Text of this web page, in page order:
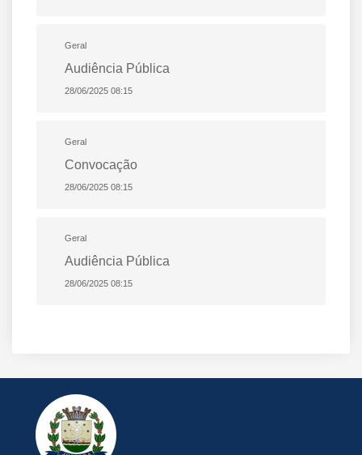
Geral
Audiência Pública
28/06/2025 08:15
Geral
Convocação
28/06/2025 08:15
Geral
Audiência Pública
28/06/2025 08:15